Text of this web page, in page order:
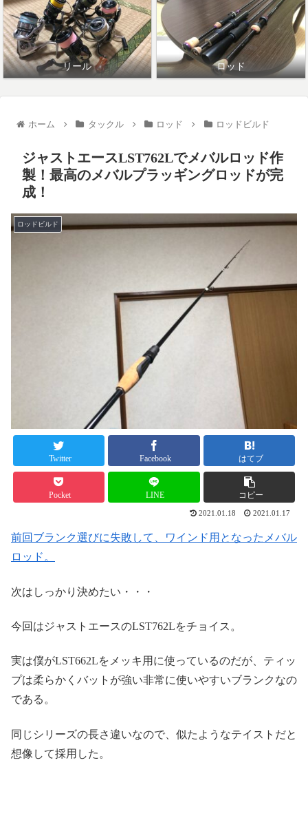
リール ロッド
ホーム タックル ロッド ロッドビルド
ジャストエースLST762Lでメバルロッド作
製！最高のメバルプラッギングロッドが完
成！
ロッドビルド
Twitter Facebook はてブ
Pocket LINE コピー
2021.01.18 2021.01.17
前回ブランク選びに失敗して、ワインド用となったメバル
ロッド。
次はしっかり決めたい・・・
今回はジャストエースのLST762Lをチョイス。
実は僕がLST662Lをメッキ用に使っているのだが、ティッ
プは柔らかくバットが強い非常に使いやすいブランクなの
である。
同じシリーズの長さ違いなので、似たようなテイストだと
想像して採用した。